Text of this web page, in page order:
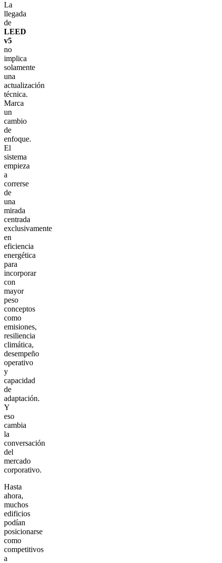
La
llegada
de
LEED
v5
no
implica
solamente
una
actualización
técnica.
Marca
un
cambio
de
enfoque.
El
sistema
empieza
a
correrse
de
una
mirada
centrada
exclusivamente
en
eficiencia
energética
para
incorporar
con
mayor
peso
conceptos
como
emisiones,
resiliencia
climática,
desempeño
operativo
y
capacidad
de
adaptación.
Y
eso
cambia
la
conversación
del
mercado
corporativo.
Hasta
ahora,
muchos
edificios
podían
posicionarse
como
competitivos
a